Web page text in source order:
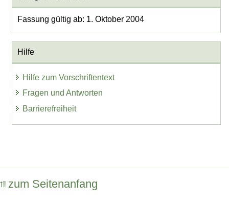
Fassung gültig ab: 1. Oktober 2004
Hilfe
Hilfe zum Vorschriftentext
Fragen und Antworten
Barrierefreiheit
zum Seitenanfang